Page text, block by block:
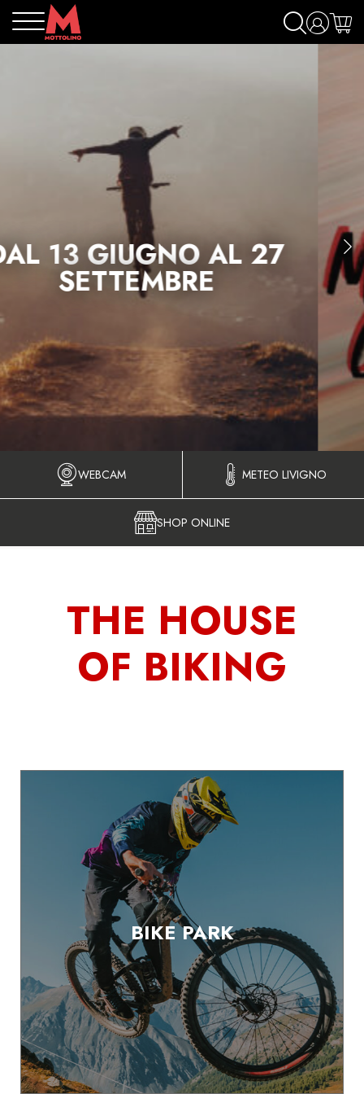
DAL 13 GIUGNO AL 27
SETTEMBRE
WEBCAM METEO LIVIGNO
SHOP ONLINE
THE HOUSE
OF BIKING
BIKE PARK